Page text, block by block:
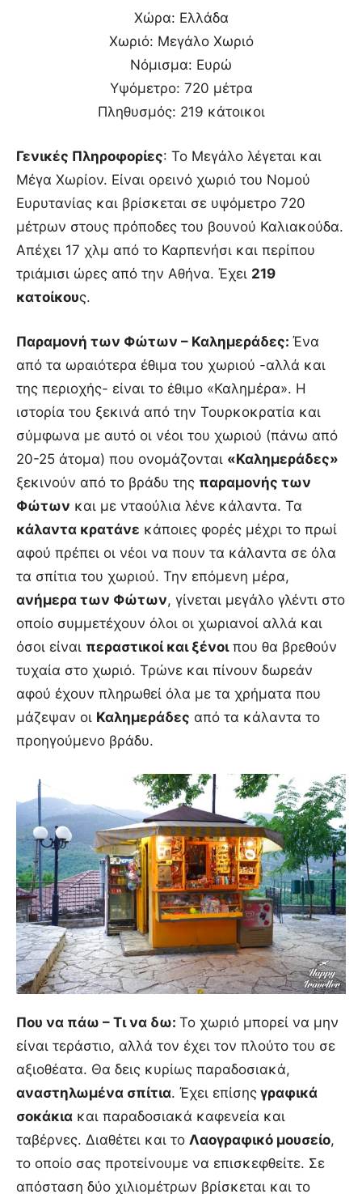
Χώρα: Ελλάδα
Χωριό: Μεγάλο Χωριό
Νόμισμα: Ευρώ
Υψόμετρο: 720 μέτρα
Πληθυσμός: 219 κάτοικοι
Γενικές Πληροφορίες: Το Μεγάλο λέγεται και
Μέγα Χωρίον. Είναι ορεινό χωριό του Νομού
Ευρυτανίας και βρίσκεται σε υψόμετρο 720
μέτρων στους πρόποδες του βουνού Καλιακούδα.
Απέχει 17 χλμ από το Καρπενήσι και περίπου
τριάμισι ώρες από την Αθήνα. Έχει 219
κατοίκους.
Παραμονή των Φώτων – Καλημεράδες: Ένα
από τα ωραιότερα έθιμα του χωριού -αλλά και
της περιοχής- είναι το έθιμο «Καλημέρα». Η
ιστορία του ξεκινά από την Τουρκοκρατία και
σύμφωνα με αυτό οι νέοι του χωριού (πάνω από
20-25 άτομα) που ονομάζονται «Καλημεράδες»
ξεκινούν από το βράδυ της παραμονής των
Φώτων και με νταούλια λένε κάλαντα. Τα
κάλαντα κρατάνε κάποιες φορές μέχρι το πρωί
αφού πρέπει οι νέοι να πουν τα κάλαντα σε όλα
τα σπίτια του χωριού. Την επόμενη μέρα,
ανήμερα των Φώτων, γίνεται μεγάλο γλέντι στο
οποίο συμμετέχουν όλοι οι χωριανοί αλλά και
όσοι είναι περαστικοί και ξένοιπου θα βρεθούν
τυχαία στο χωριό. Τρώνε και πίνουν δωρεάν
αφού έχουν πληρωθεί όλα με τα χρήματα που
μάζεψαν οι Καλημεράδες από τα κάλαντα το
προηγούμενο βράδυ.
Που να πάω – Τι να δω: Το χωριό μπορεί να μην
είναι τεράστιο, αλλά τον έχει τον πλούτο του σε
αξιοθέατα. Θα δεις κυρίως παραδοσιακά,
αναστηλωμένα σπίτια. Έχει επίσης γραφικά
σοκάκια και παραδοσιακά καφενεία και
ταβέρνες. Διαθέτει και το Λαογραφικό μουσείο,
το οποίο σας προτείνουμε να επισκεφθείτε. Σε
απόσταση δύο χιλιομέτρων βρίσκεται και το